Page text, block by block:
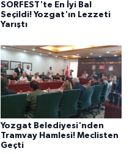
SORFEST'te En İyi Bal
Seçildi! Yozgat'ın Lezzeti
Yarıştı
Yozgat Belediyesi'nden
Tramvay Hamlesi! Meclisten
Geçti